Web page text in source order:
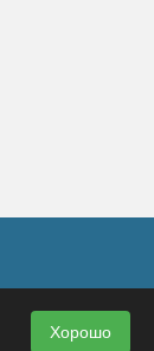
Хорошо